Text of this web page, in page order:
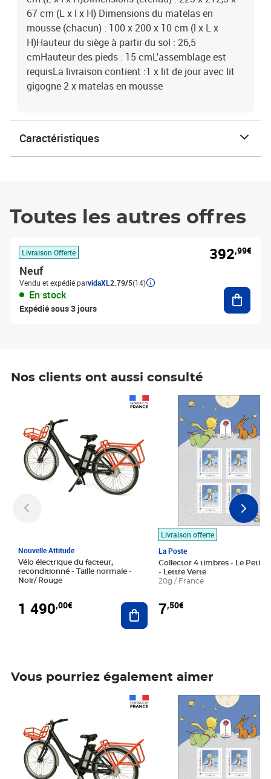
67 cm (L x l x H) Dimensions du matelas en
mousse (chacun) : 100 x 200 x 10 cm (l x L x
H)Hauteur du siège à partir du sol : 26,5
cmHauteur des pieds : 15 cmL'assemblage est
requisLa livraison contient :1 x lit de jour avec lit
gigogne 2 x matelas en mousse
Caractéristiques
Toutes les autres offres
Livraison Offerte
Neuf
Vendu et expédié parvidaXL 2.79/5(14)
En stock
Expédié sous 3 jours
392,99€
Nos clients ont aussi consulté
Nouvelle Attitude
Vélo électrique du facteur,
reconditionné - Taille normale -
Noir/ Rouge
1 490,00€ Ajouter au panier
Livraison offerte
La Poste
Collector 4 timbres - Le Petit
- Lettre Verte
20g / France
7,50€
Prix 7,50€
Vous pourriez également aimer
Prix 7,50€